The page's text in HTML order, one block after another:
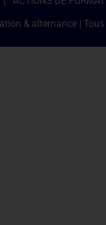
& alternance |